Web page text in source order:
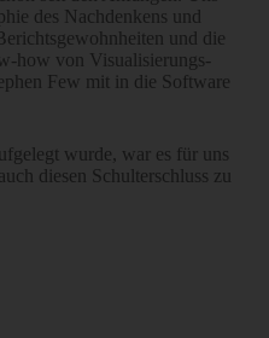
des Nachdenkens und
und die
how von Visualisierungs-
Few mit in die Software
wurde, war es für uns
diesen Schulterschluss zu